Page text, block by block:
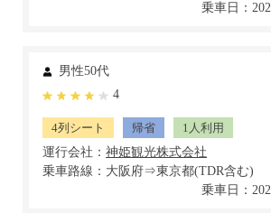
乗車日：
男性50代
4
4列シート 帰省
1人利用
運行会社：
乗車路線：大阪府⇒東京都(TDR含む)
乗車日：